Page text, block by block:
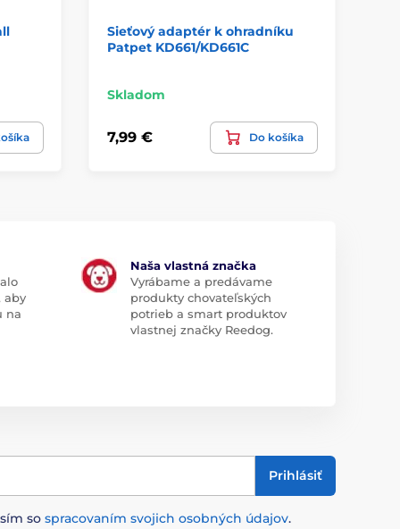
Sieťový adaptér k ohradníku
Patpet KD661/KD661C
Skladom
7,99 € Do košíka
aby
na
Naša vlastná značka
Vyrábame a predávame
produkty chovateľských
potrieb a smart produktov
vlastnej značky Reedog.
Prihlásiť
so spracovaním svojich osobných údajov.